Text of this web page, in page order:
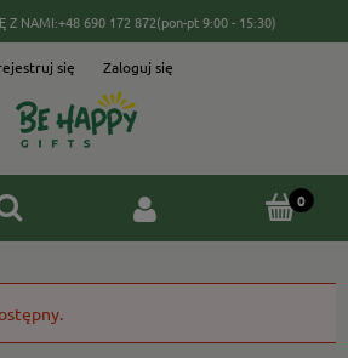
Z NAMI:+48 690 172 872(pon-pt 9:00 - 15:30)
się Zaloguj się